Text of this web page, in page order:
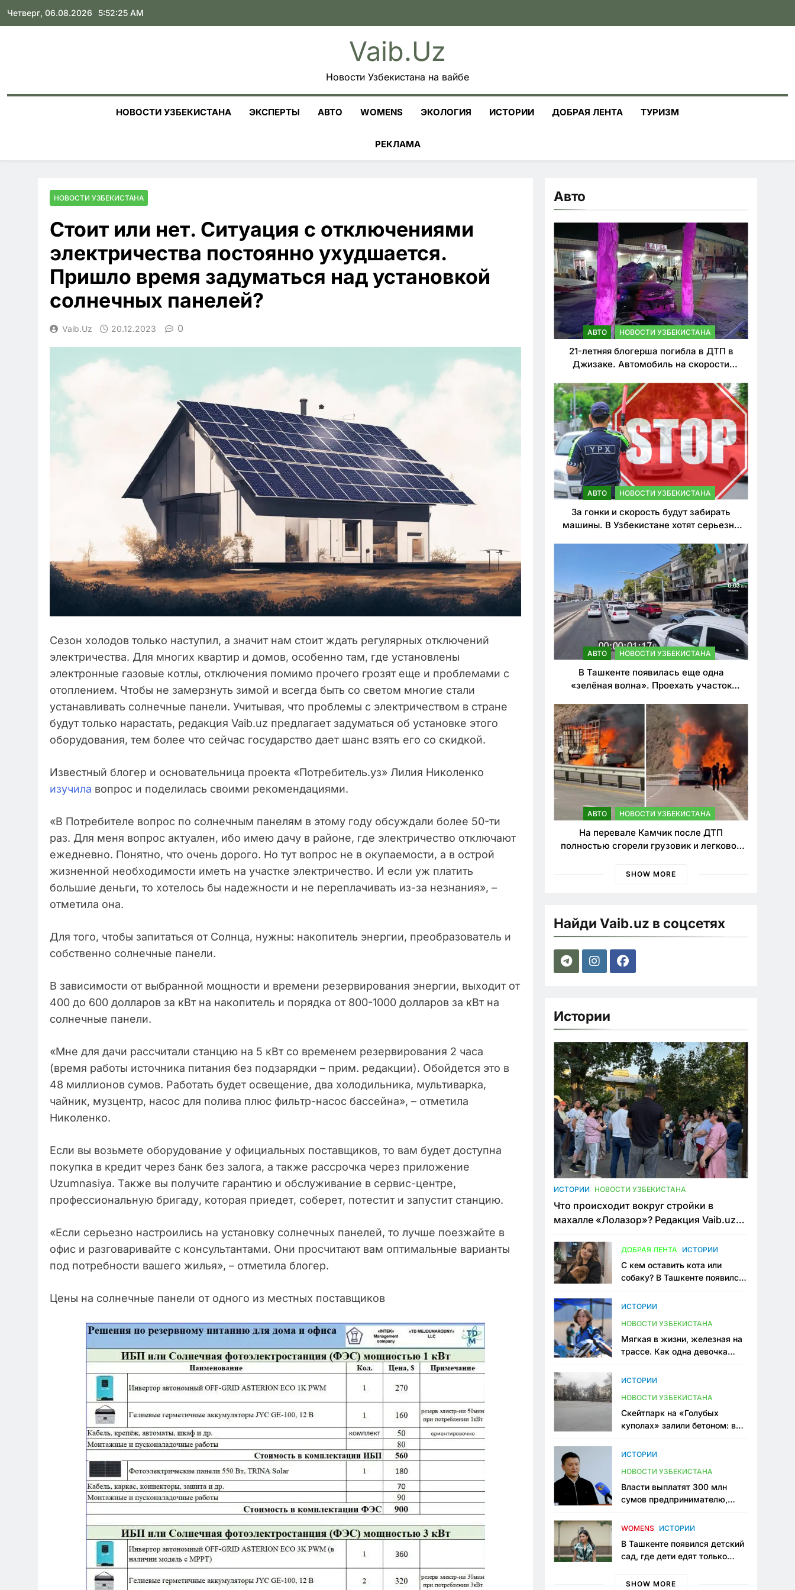
Skip
Четверг, 06.08.2026 5:52:26 AM
Vaib.uz
Новости Узбекистана на вайбе
НОВОСТИ УЗБЕКИСТАНА ЭКСПЕРТЫ АВТО WOMENS ЭКОЛОГИЯ ИСТОРИИ ДОБРАЯ ЛЕНТА ТУРИЗМ
РЕКЛАМА
НОВОСТИ УЗБЕКИСТАНА
Стоит или нет. Ситуация с отключениями
электричества постоянно ухудшается.
Пришло время задуматься над установкой
солнечных панелей?
Vaib.uz 20.12.2023 0
Сезон холодов только наступил, а значит нам стоит ждать регулярных отключений
электричества. Для многих квартир и домов, особенно там, где установлены
электронные газовые котлы, отключения помимо прочего грозят еще и проблемами с
отоплением. Чтобы не замерзнуть зимой и всегда быть со светом многие стали
устанавливать солнечные панели. Учитывая, что проблемы с электричеством в стране
будут только нарастать, редакция Vaib.uz предлагает задуматься об установке этого
оборудования, тем более что сейчас государство дает шанс взять его со скидкой.
Известный блогер и основательница проекта «Потребитель.уз» Лилия Николенко
изучила вопрос и поделилась своими рекомендациями.
«В Потребителе вопрос по солнечным панелям в этому году обсуждали более 50-ти
раз. Для меня вопрос актуален, ибо имею дачу в районе, где электричество отключают
ежедневно. Понятно, что очень дорого. Но тут вопрос не в окупаемости, а в острой
жизненной необходимости иметь на участке электричество. И если уж платить
большие деньги, то хотелось бы надежности и не переплачивать из-за незнания», –
отметила она.
Для того, чтобы запитаться от Солнца, нужны: накопитель энергии, преобразователь и
собственно солнечные панели.
В зависимости от выбранной мощности и времени резервирования энергии, выходит от
400 до 600 долларов за кВт на накопитель и порядка от 800-1000 долларов за кВт на
солнечные панели.
«Мне для дачи рассчитали станцию на 5 кВт со временем резервирования 2 часа
(время работы источника питания без подзарядки – прим. редакции). Обойдется это в
48 миллионов сумов. Работать будет освещение, два холодильника, мультиварка,
чайник, музцентр, насос для полива плюс фильтр-насос бассейна», – отметила
Николенко.
Если вы возьмете оборудование у официальных поставщиков, то вам будет доступна
покупка в кредит через банк без залога, а также рассрочка через приложение
Uzumnasiya. Также вы получите гарантию и обслуживание в сервис-центре,
профессиональную бригаду, которая приедет, соберет, потестит и запустит станцию.
«Если серьезно настроились на установку солнечных панелей, то лучше поезжайте в
офис и разговаривайте с консультантами. Они просчитают вам оптимальные варианты
под потребности вашего жилья», – отметила блогер.
Цены на солнечные панели от одного из местных поставщиков
Авто
АВТО НОВОСТИ УЗБЕКИСТАНА
21-летняя блогерша погибла в ДТП в
Джизаке. Автомобиль на скорости
АВТО НОВОСТИ УЗБЕКИСТАНА
За гонки и скорость будут забирать
машины. В Узбекистане хотят серьезно
АВТО НОВОСТИ УЗБЕКИСТАНА
В Ташкенте появилась еще одна
«зелёная волна». Проехать участок
АВТО НОВОСТИ УЗБЕКИСТАНА
На перевале Камчик после ДТП
полностью сгорели грузовик и легковой
SHOW MORE
Найди Vaib.uz в соцсетях
Истории
ИСТОРИИ НОВОСТИ УЗБЕКИСТАНА
Что происходит вокруг стройки в
махалле «Лолазор»? Редакция Vaib.uz
конфликта
ДОБРАЯ ЛЕНТА ИСТОРИИ
С кем оставить кота или
собаку? В Ташкенте появился
ИСТОРИИ
НОВОСТИ УЗБЕКИСТАНА
Мягкая в жизни, железная на
трассе. Как одна девочка
Узбекистане
ИСТОРИИ
НОВОСТИ УЗБЕКИСТАНА
Скейтпарк на «Голубых
куполах» залили бетоном: в
одно общественное
ИСТОРИИ
НОВОСТИ УЗБЕКИСТАНА
Власти выплатят 300 млн
сумов предпринимателю,
тюрьме по незаконному
WOMENS ИСТОРИИ
В Ташкенте появился детский
сад, где дети едят только
мама, которая устала просить
SHOW MORE